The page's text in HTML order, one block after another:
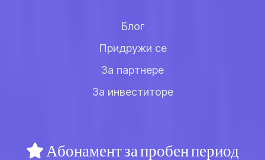
Блог
Придружи се
За партнере
За инвеститоре
Абонамент за пробен период